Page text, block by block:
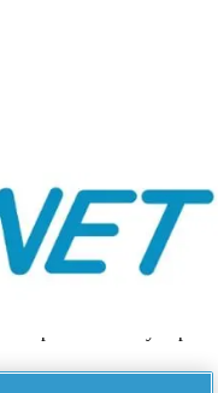
попытку через